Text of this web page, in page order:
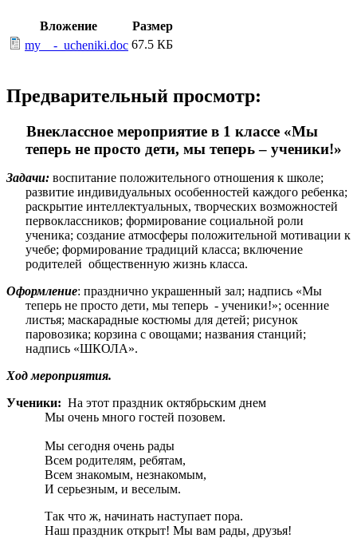
Вложение
Размер
my__-_ucheniki.doc 67.5 КБ
Предварительный просмотр:
Внеклассное мероприятие в 1 классе «Мы
теперь не просто дети, мы теперь – ученики!»
Задачи: воспитание положительного отношения к школе;
развитие индивидуальных особенностей каждого ребенка;
раскрытие интеллектуальных, творческих возможностей
первоклассников; формирование социальной роли
ученика; создание атмосферы положительной мотивации к
учебе; формирование традиций класса; включение
родителей общественную жизнь класса.
Оформление: празднично украшенный зал; надпись «Мы
теперь не просто дети, мы теперь - ученики!»; осенние
листья; маскарадные костюмы для детей; рисунок
паровозика; корзина с овощами; названия станций;
надпись «ШКОЛА».
Ход мероприятия.
Ученики: На этот праздник октябрьским днем
очень много гостей позовем.
сегодня очень рады
родителям, ребятам,
знакомым, незнакомым,
и веселым.
что ж, начинать наступает пора.
праздник открыт! Мы вам рады, друзья!